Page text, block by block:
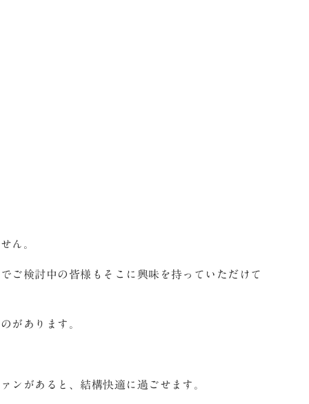
ん。
ご検討中の皆様もそこに興味を持っていただけて
があります。
ンがあると、結構快適に過ごせます。